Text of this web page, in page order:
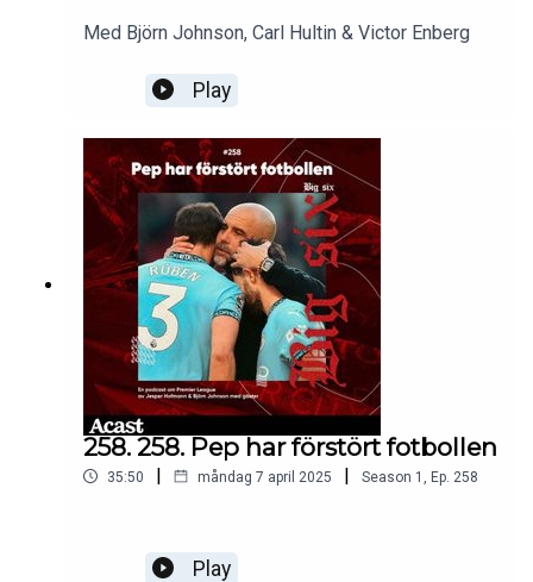
Med Björn Johnson, Carl Hultin & Victor Enberg
Play
258. 258. Pep har förstört fotbollen
35:50 | måndag 7 april 2025 | Season 1 Ep. 258
Play